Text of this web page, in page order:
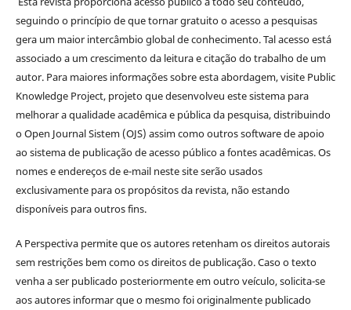
seguindo o princípio de que tornar gratuito o acesso a pesquisas
gera um maior intercâmbio global de conhecimento. Tal acesso está
associado a um crescimento da leitura e citação do trabalho de um
autor. Para maiores informações sobre esta abordagem, visite Public
Knowledge Project, projeto que desenvolveu este sistema para
melhorar a qualidade acadêmica e pública da pesquisa, distribuindo
o Open Journal Sistem (OJS) assim como outros software de apoio
ao sistema de publicação de acesso público a fontes acadêmicas. Os
nomes e endereços de e-mail neste site serão usados
exclusivamente para os propósitos da revista, não estando
disponíveis para outros fins.
A Perspectiva permite que os autores retenham os direitos autorais
sem restrições bem como os direitos de publicação. Caso o texto
venha a ser publicado posteriormente em outro veículo, solicita-se
aos autores informar que o mesmo foi originalmente publicado